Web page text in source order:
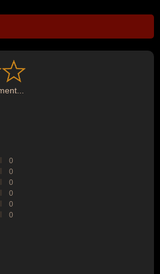
0
0
0
0
0
0